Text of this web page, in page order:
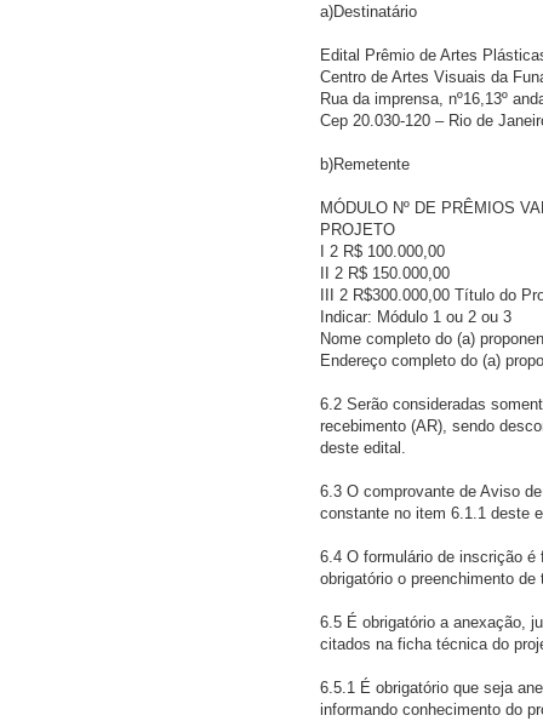
a)Destinatário
Edital Prêmio de Artes
Centro de Artes Visuais da
Rua da imprensa, nº16,13º
Cep 20.030-120 – Rio de
b)Remetente
MÓDULO Nº DE PRÊMIOS
PROJETO
I 2 R$ 100.000,00
II 2 R$ 150.000,00
III 2 R$300.000,00 Título do
Indicar: Módulo 1 ou 2 ou 3
Nome completo do (a)
Endereço completo do (a)
6.2 Serão consideradas
recebimento (AR), sendo
deste edital.
6.3 O comprovante de Aviso
constante no item 6.1.1 deste
6.4 O formulário de inscrição
obrigatório o preenchimento
6.5 É obrigatório a anexação,
citados na ficha técnica do
6.5.1 É obrigatório que seja
informando conhecimento do